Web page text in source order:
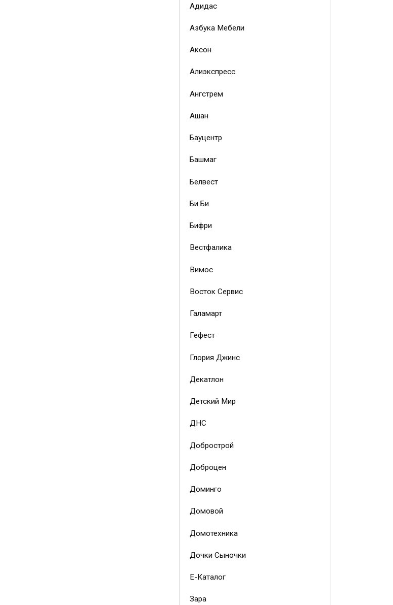
Адидас
Азбука Мебели
Аксон
Алиэкспресс
Ангстрем
Ашан
Бауцентр
Башмаг
Белвест
Би Би
Бифри
Вестфалика
Вимос
Восток Сервис
Галамарт
Гефест
Глория Джинс
Декатлон
Детский Мир
ДНС
Добрострой
Доброцен
Доминго
Домовой
Домотехника
Дочки Сыночки
Е-Каталог
Зара